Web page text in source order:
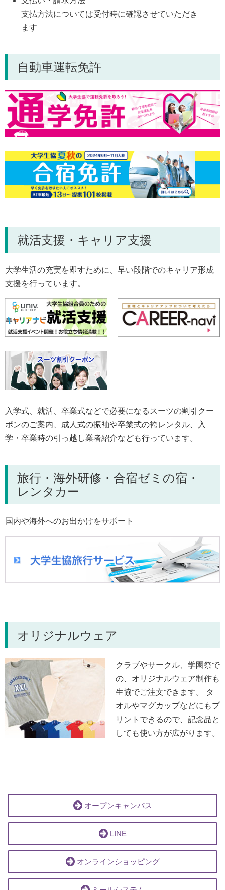
支払方法については受付時に確認させていただき
ます
自動車運転免許
就活支援・キャリア支援
大学生活の充実を即すために、早い段階でのキャリア形成
支援を行っています。
入学式、就活、卒業式などで必要になるスーツの割引クー
ポンのご案内、成人式の振袖や卒業式の袴レンタル、入
学・卒業時の引っ越し業者紹介なども行っています。
旅行・海外研修・合宿ゼミの宿・
レンタカー
国内や海外へのお出かけをサポート
オリジナルウェア
クラブやサークル、学園祭で
の、オリジナルウェア制作も
生協でご注文できます。 タ
オルやマグカップなどにもプ
リントできるので、記念品と
しても使い方が広がります。
オープンキャンパス
LINE
オンラインショッピング